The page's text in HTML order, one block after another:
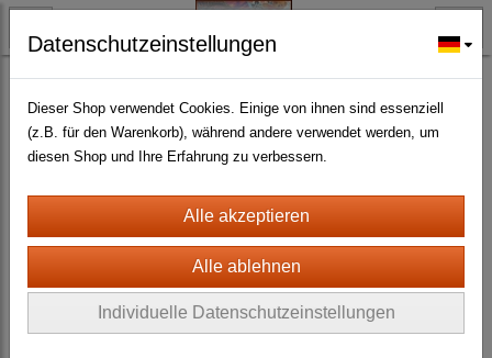
BLECH- + HOLZSCHILDER-MAGNETE
BLECHSCHILDER CA. 20 X 30 CM
Autos(717)
Datenschutzeinstellungen
Dieser Shop verwendet Cookies. Einige von ihnen sind essenziell
(z.B. für den Warenkorb), während andere verwendet werden, um
diesen Shop und Ihre Erfahrung zu verbessern.
Individuelle Datenschutzeinstellungen